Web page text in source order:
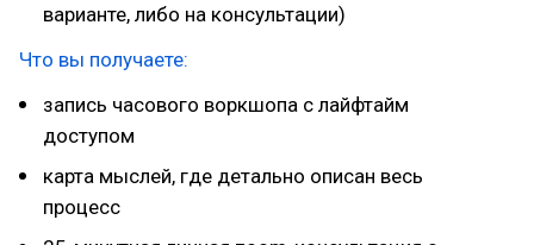
варианте, либо на консультации)
Что вы получаете:
запись часового воркшопа с лайфтайм
доступом
карта мыслей, где детально описан весь
процесс